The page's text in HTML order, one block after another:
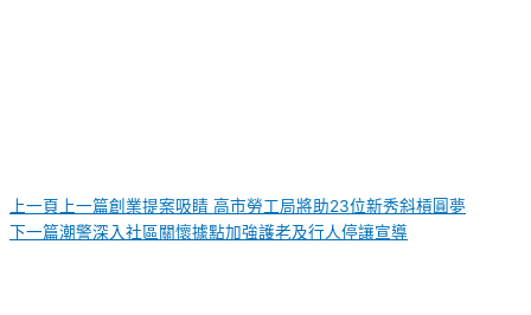
上一頁 上一篇創業提案吸睛 高市勞工局將助23位新秀斜槓圓夢
下一篇潮警深入社區關懷據點加強護老及行人停讓宣導